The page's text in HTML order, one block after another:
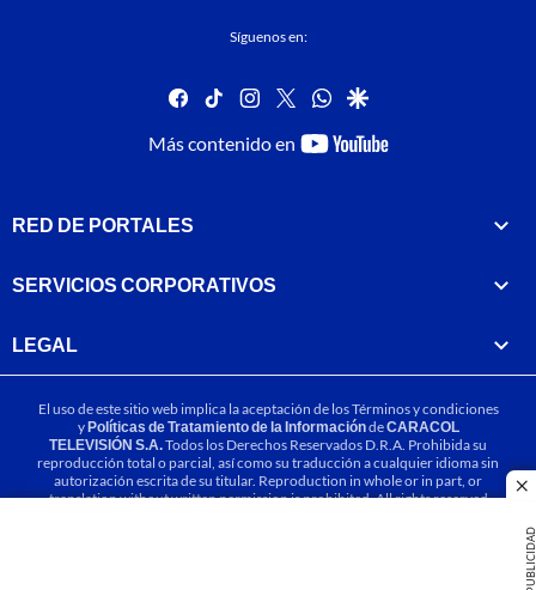
PUBLICIDAD
Síguenos en:
facebook
tiktok instagram
twitterwhatsapp
google
Más contenido en
youtube-
RED DE PORTALES
SERVICIOS CORPORATIVOS
LEGAL
El uso de este sitio web implica la aceptación de losTérminos y condiciones
yPolíticas de Tratamiento de la InformacióndeCARACOL
TELEVISIÓN S.A.Todos los Derechos Reservados D.R.A. Prohibida su
reproducción total o parcial, así como su traducción a cualquier idioma sin
autorización escrita de su titular. Reproduction in whole or in part, or
translation without written permission is prohibited. All rights reserved